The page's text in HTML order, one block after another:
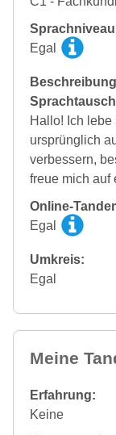
Egal
Hallo! Ich
ursprünglich
verbessern,
freue mich auf
Online-
Egal
Umkreis:
Egal
Meine
Erfahrung:
Keine